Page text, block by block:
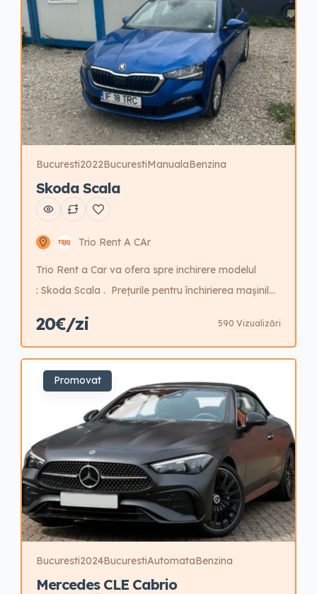
Bucuresti2022BucurestiManualaBenzina
Skoda Scala
Trio Rent A CAr
Trio Rent a Car va ofera spre inchirere modelul
: Skoda Scala . Prețurile pentru închirierea mașinilor
vehicul și durata închirierii. În extra-sezon, tarifele
sunt mai mici, crescând progresiv în sezonul mediu
și atingând un maxim în sezonul de vârf. Vă
recomandăm să verificați disponibilitatea și […]
20€/zi 590 Vizualizări
Promovat
Bucuresti2024BucurestiAutomataBenzina
Mercedes CLE Cabrio